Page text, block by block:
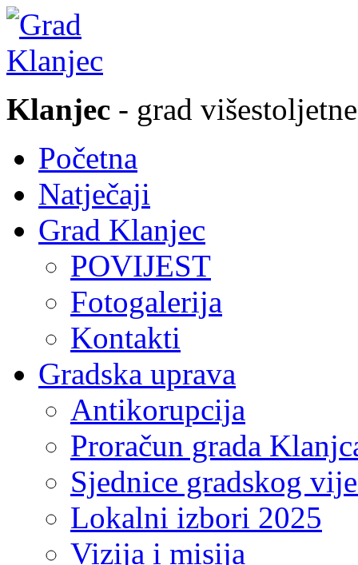
Klanjec - grad
Početna
Natječaji
Grad Klanjec
POVIJEST
Fotogalerija
Kontakti
Gradska uprava
Antikorupcija
Proračun grada
Sjednice gradskog
Lokalni izbori 2025
Vizija i misija